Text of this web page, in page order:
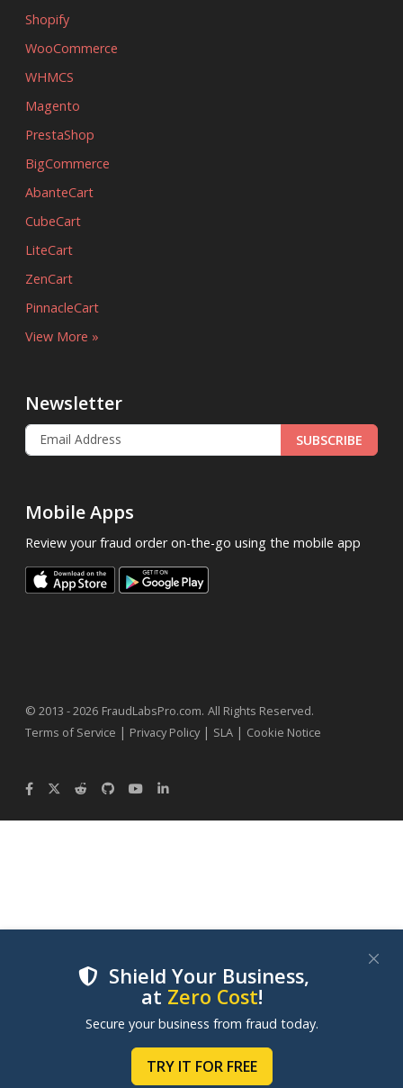
Shield Your Business,
at Zero Cost!
Secure your business from fraud today.
TRY IT FOR FREE
Shopify
WooCommerce
WHMCS
Magento
PrestaShop
BigCommerce
AbanteCart
CubeCart
LiteCart
ZenCart
PinnacleCart
View More »
Newsletter
SUBSCRIBE
Mobile Apps
Review your fraud order on-the-go using the mobile app
© 2013 - 2026 FraudLabsPro.com. All Rights Reserved.
Terms of Service | Privacy Policy| SLA | Cookie Notice
We use cookies to improve your experience on our
websites. By clicking "Accept Cookies", you consent to
our use of cookies. Learn more in ourCookie Policy